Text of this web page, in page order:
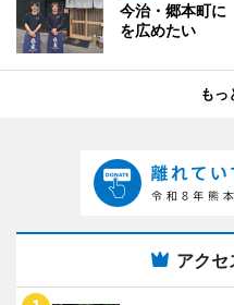
今治・郷本町
を広めたい
もっ
アクセ